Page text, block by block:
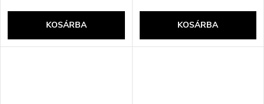
KOSÁRBA KOSÁRBA